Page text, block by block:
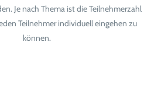
Je nach Thema ist die Teilnehmerzahl
Teilnehmer individuell eingehen zu
können.